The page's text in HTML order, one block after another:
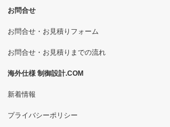
お問合せ
お問合せ・お見積りフォーム
お問合せ・お見積りまでの流れ
海外仕様 制御設計.COM
新着情報
プライバシーポリシー